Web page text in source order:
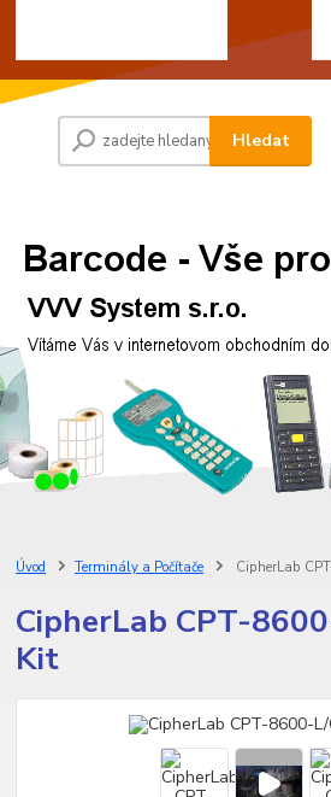
Hledat
Úvod Terminály a Počítače CipherLab
CipherLab CPT-
Kit